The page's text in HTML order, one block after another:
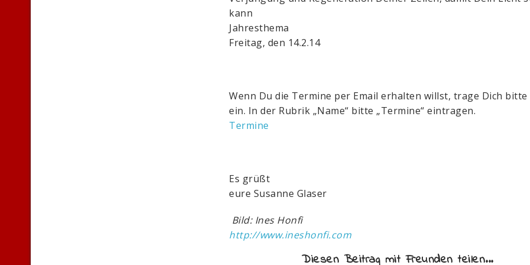
kann
Jahresthema
Freitag, den 14.2.14
Wenn Du die Termine per Email erhalten willst, trage Dich
ein. In der Rubrik „Name“ bitte „Termine“ eintragen.
Termine
Es grüßt
eure Susanne Glaser
Bild: Ines Honfi
http://www.ineshonfi.com
Diesen Beitrag mit Freunden teilen...